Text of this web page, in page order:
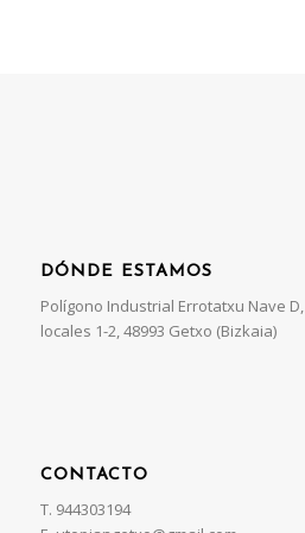
DÓNDE ESTAMOS
Polígono Industrial Errotatxu Nave D,
locales 1-2, 48993 Getxo (Bizkaia)
CONTACTO
T. 944303194